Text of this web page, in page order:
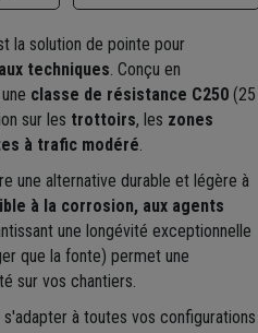
la solution de pointe pour
techniques . Conçu en
classe de résistance C250(25
sur les trottoirs, les zones
à trafic modéré
une alternative durable et légère à
à la corrosion, aux agents
une longévité exceptionnelle
que la fonte) permet une
sur vos chantiers.
à toutes vos configurations